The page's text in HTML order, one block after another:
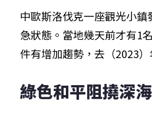
中歐斯洛伐克一座觀光小
急狀態。當地幾天前才有1
件有增加趨勢，去（2023
綠色和平阻撓深